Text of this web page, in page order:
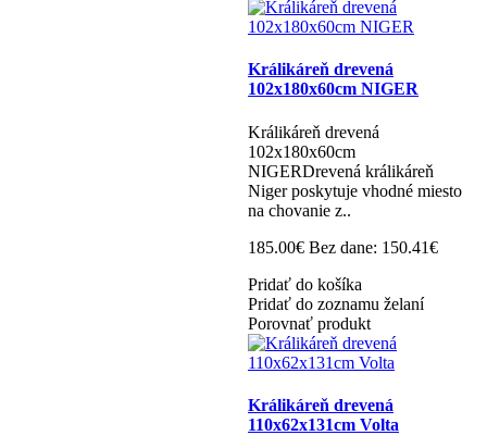
Králikáreň drevená
102x180x60cm NIGER
Králikáreň drevená
102x180x60cm
NIGERDrevená králikáreň
Niger poskytuje vhodné miesto
na chovanie z..
185.00€ Bez dane: 150.41€
Pridať do košíka
Pridať do zoznamu želaní
Porovnať produkt
Králikáreň drevená
110x62x131cm Volta